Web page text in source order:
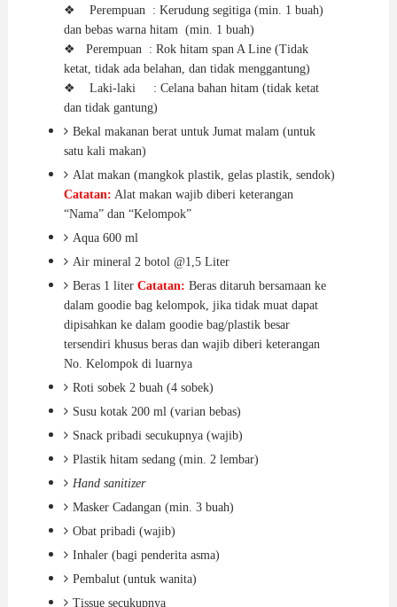
❖
Perempuan
: Kerudung segitiga (min. 1 buah)
dan bebas warna hitam (min. 1 buah)
❖
Perempuan
: Rok hitam span A Line (Tidak
ketat, tidak ada belahan, dan tidak menggantung)
❖
Laki-laki
: Celana bahan hitam (tidak ketat
dan tidak gantung)
Bekal makanan berat untuk Jumat malam (untuk
satu kali makan)
Alat makan (mangkok plastik, gelas plastik, sendok)
Catatan: Alat makan wajib diberi keterangan
“Nama” dan “Kelompok”
Aqua 600 ml
Air mineral 2 botol @1,5 Liter
Beras 1 liter Catatan: Beras ditaruh bersamaan ke
dalam goodie bag kelompok, jika tidak muat dapat
dipisahkan ke dalam goodie bag/plastik besar
tersendiri khusus beras dan wajib diberi keterangan
No. Kelompok di luarnya
Roti sobek 2 buah (4 sobek)
Susu kotak 200 ml (varian bebas)
Snack pribadi secukupnya (wajib)
Plastik hitam sedang (min. 2 lembar)
Hand sanitizer
Masker Cadangan (min. 3 buah)
Obat pribadi (wajib)
Inhaler (bagi penderita asma)
Pembalut (untuk wanita)
Tissue secukupnya